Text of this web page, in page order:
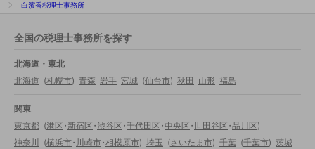
白濱香税理士事務所
全国の税理士事務所を探す
北海道・東北
北海道 (札幌市) 青森 岩手 宮城 (仙台市) 秋田 山形 福島
関東
東京都 (港区・新宿区・渋谷区・千代田区・中央区・世田谷区・品川区)
神奈川
(横浜市・川崎市・相模原市) 埼玉 (さいたま市) 千葉 (千葉市) 茨城